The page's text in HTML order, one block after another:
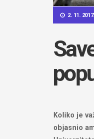
2. 11. 2017.
Koliko je
objasnio